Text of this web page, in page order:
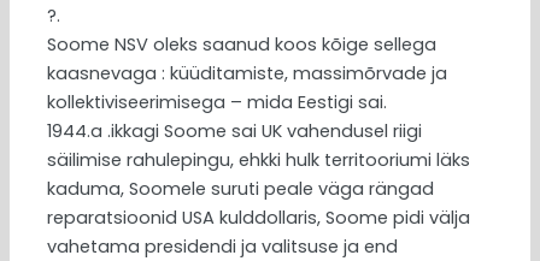
?.
Soome NSV oleks saanud koos kõige sellega
kaasnevaga : küüditamiste, massimõrvade ja
kollektiviseerimisega – mida Eestigi sai.
1944.a .ikkagi Soome sai UK vahendusel riigi
säilimise rahulepingu, ehkki hulk territooriumi läks
kaduma, Soomele suruti peale väga rängad
reparatsioonid USA kulddollaris, Soome pidi välja
vahetama presidendi ja valitsuse ja end